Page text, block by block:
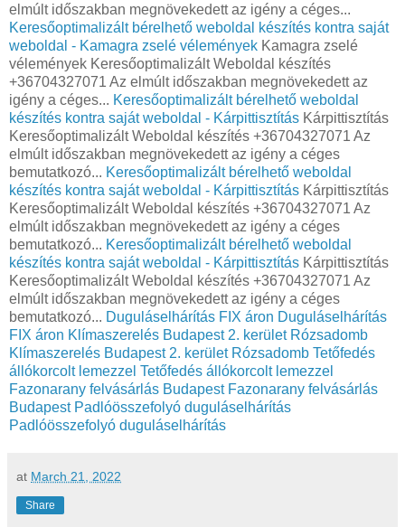
elmúlt időszakban megnövekedett az igény a céges...
Keresőoptimalizált bérelhető weboldal készítés kontra saját
weboldal - Kamagra zselé vélemények Kamagra zselé
vélemények Keresőoptimalizált Weboldal készítés
+36704327071 Az elmúlt időszakban megnövekedett az
igény a céges... Keresőoptimalizált bérelhető weboldal
készítés kontra saját weboldal - Kárpittisztítás Kárpittisztítás
Keresőoptimalizált Weboldal készítés +36704327071 Az
elmúlt időszakban megnövekedett az igény a céges
bemutatkozó... Keresőoptimalizált bérelhető weboldal
készítés kontra saját weboldal - Kárpittisztítás Kárpittisztítás
Keresőoptimalizált Weboldal készítés +36704327071 Az
elmúlt időszakban megnövekedett az igény a céges
bemutatkozó... Keresőoptimalizált bérelhető weboldal
készítés kontra saját weboldal - Kárpittisztítás Kárpittisztítás
Keresőoptimalizált Weboldal készítés +36704327071 Az
elmúlt időszakban megnövekedett az igény a céges
bemutatkozó... Duguláselhárítás FIX áron Duguláselhárítás
FIX áron Klímaszerelés Budapest 2. kerület Rózsadomb
Klímaszerelés Budapest 2. kerület Rózsadomb Tetőfedés
állókorcolt lemezzel Tetőfedés állókorcolt lemezzel
Fazonarany felvásárlás Budapest Fazonarany felvásárlás
Budapest Padlóösszefolyó duguláselhárítás
Padlóösszefolyó duguláselhárítás
at March 21, 2022
Share